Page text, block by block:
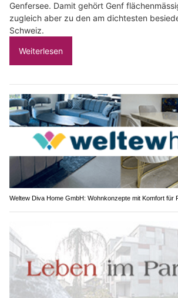
Genfersee. Damit gehört Genf
zugleich aber zu den am dichtesten
Schweiz.
Weiterlesen
Weltew Diva Home GmbH: Wohnkonzepte mit Komfort für